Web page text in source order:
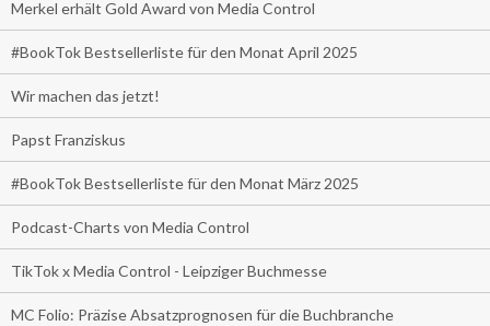
Merkel erhält Gold Award von Media Control
#BookTok Bestsellerliste für den Monat April 2025
Wir machen das jetzt!
Papst Franziskus
#BookTok Bestsellerliste für den Monat März 2025
Podcast-Charts von Media Control
TikTok x Media Control - Leipziger Buchmesse
MC Folio: Präzise Absatzprognosen für die Buchbranche